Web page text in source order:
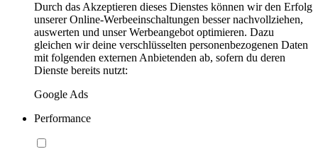
Durch das Akzeptieren dieses Dienstes können wir den Erfolg
unserer Online-Werbeeinschaltungen besser nachvollziehen,
auswerten und unser Werbeangebot optimieren. Dazu
gleichen wir deine verschlüsselten personenbezogenen Daten
mit folgenden externen Anbietenden ab, sofern du deren
Dienste bereits nutzt:
Google Ads
Performance